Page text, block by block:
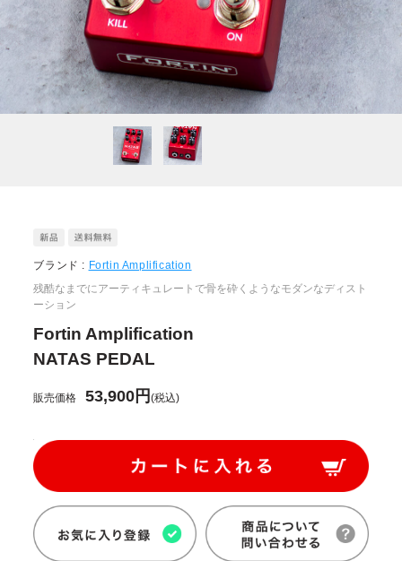
ブランド : Fortin Amplification
残酷なまでにアーティキュレートで骨を砕くようなモダンなディスト
ーション
Fortin Amplification
NATAS PEDAL
販売価格 53,900円(税込)